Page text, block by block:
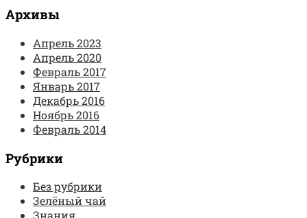
Архивы
Апрель 2023
Апрель 2020
Февраль 2017
Январь 2017
Декабрь 2016
Ноябрь 2016
Февраль 2014
Рубрики
Без рубрики
Зелёный чай